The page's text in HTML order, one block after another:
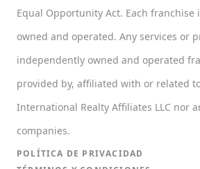
Equal Opportunity Act. Each
owned and operated. Any services or
independently owned and operated
provided by, affiliated with or related
International Realty Affiliates LLC nor
companies.
POLÍTICA DE PRIVACIDAD